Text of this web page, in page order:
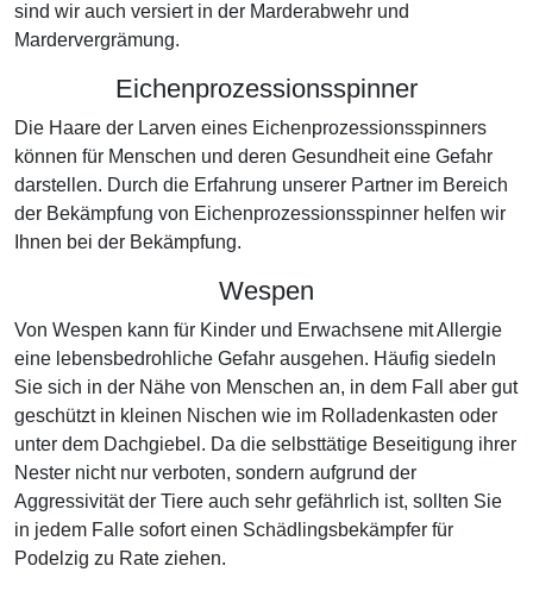
sind wir auch versiert in der Marderabwehr und
Mardervergrämung.
Eichenprozessionsspinner
Die Haare der Larven eines Eichenprozessionsspinners
können für Menschen und deren Gesundheit eine Gefahr
darstellen. Durch die Erfahrung unserer Partner im Bereich
der Bekämpfung von Eichenprozessionsspinner helfen wir
Ihnen bei der Bekämpfung.
Wespen
Von Wespen kann für Kinder und Erwachsene mit Allergie
eine lebensbedrohliche Gefahr ausgehen. Häufig siedeln
Sie sich in der Nähe von Menschen an, in dem Fall aber gut
geschützt in kleinen Nischen wie im Rolladenkasten oder
unter dem Dachgiebel. Da die selbsttätige Beseitigung ihrer
Nester nicht nur verboten, sondern aufgrund der
Aggressivität der Tiere auch sehr gefährlich ist, sollten Sie
in jedem Falle sofort einen Schädlingsbekämpfer für
Podelzig zu Rate ziehen.